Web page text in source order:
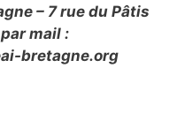
– 7 rue du Pâtis
mail :
bretagne.org